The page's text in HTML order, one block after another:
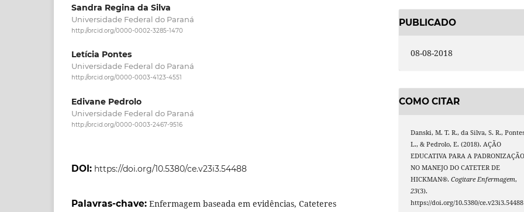
Sandra Regina da Silva
Universidade Federal do Paraná
http://orcid.org/0000-0002-3285-1470
Letícia Pontes
Universidade Federal do Paraná
http://orcid.org/0000-0003-4123-4551
Edivane Pedrolo
Universidade Federal do Paraná
http://orcid.org/0000-0003-2467-9516
DOI: https://doi.org/10.5380/ce.v23i3.54488
Palavras-chave: Enfermagem baseada em evidências, Cateteres
PUBLICADO
08-08-2018
COMO CITAR
Danski, M. T. R., da Silva, S. R.,
L., & Pedrolo, E. (2018). AÇÃO
EDUCATIVA PARA A PADRONIZAÇÃO
NO MANEJO DO CATETER DE
HICKMAN®.Cogitare Enfermagem,
23(3).
https://doi.org/10.5380/ce.v23i3.54488